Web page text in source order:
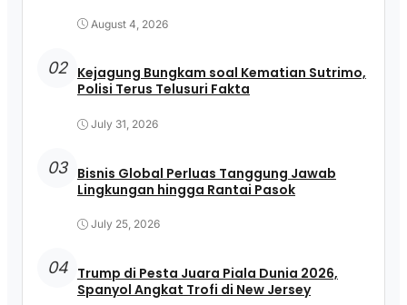
August 4, 2026
02 Kejagung Bungkam soal Kematian Sutrimo,
Polisi Terus Telusuri Fakta
July 31, 2026
03 Bisnis Global Perluas Tanggung Jawab
Lingkungan hingga Rantai Pasok
July 25, 2026
04 Trump di Pesta Juara Piala Dunia 2026,
Spanyol Angkat Trofi di New Jersey